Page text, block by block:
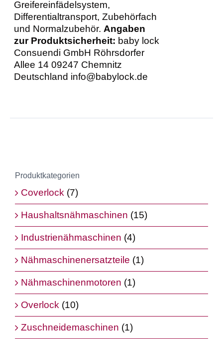
Greifereinfädelsystem,
Differentialtransport, Zubehörfach
und Normalzubehör.Angaben
zur Produktsicherheit: baby lock
Consuendi GmbH Röhrsdorfer
Allee 14 09247 Chemnitz
Deutschland info@babylock.de
Produktkategorien
Coverlock (7)
Haushaltsnähmaschinen (15)
Industrienähmaschinen (4)
Nähmaschinenersatzteile (1)
Nähmaschinenmotoren (1)
Overlock (10)
Zuschneidemaschinen (1)